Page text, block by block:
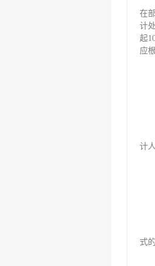
在
计
起
应
计
式